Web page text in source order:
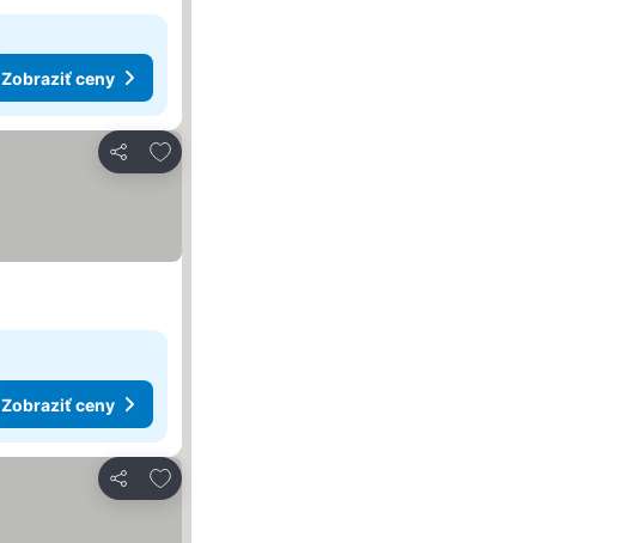
Zobraziť ceny
Zdieľať
Pridať do obľúbených
Zobraziť ceny
Zdieľať
Pridať do obľúbených